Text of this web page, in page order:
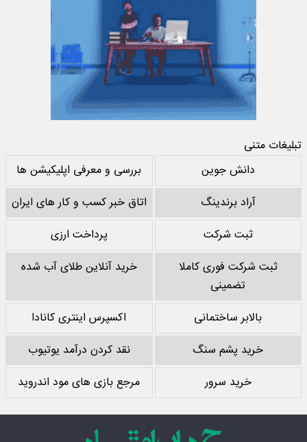
تبلیغات متنی
دانش جوین
بررسی و معرفی اپلیکیشن ها
آراد برندینگ
اتاق خبر کسب و کار های ایران
ثبت شرکت
پرداخت ارزی
ثبت شرکت فوری کاملا
تضمینی
خرید آنلاین طلای آب شده
بالابر ساختمانی
اکسپرس اینتری کانادا
خرید پشم سنگ
نقد کردن درآمد یوتیوب
خرید سرور
مرجع بازی های مود اندروید